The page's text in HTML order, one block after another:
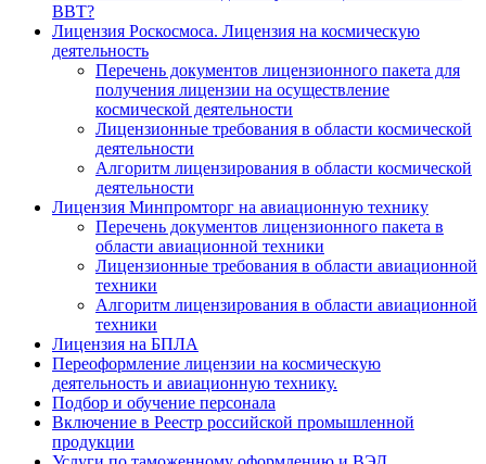
ВВТ?
Лицензия Роскосмоса. Лицензия на космическую
деятельность
Перечень документов лицензионного пакета для
получения лицензии на осуществление
космической деятельности
Лицензионные требования в области космической
деятельности
Алгоритм лицензирования в области космической
деятельности
Лицензия Минпромторг на авиационную технику
Перечень документов лицензионного пакета в
области авиационной техники
Лицензионные требования в области авиационной
техники
Алгоритм лицензирования в области авиационной
техники
Лицензия на БПЛА
Переоформление лицензии на космическую
деятельность и авиационную технику.
Подбор и обучение персонала
Включение в Реестр российской промышленной
продукции